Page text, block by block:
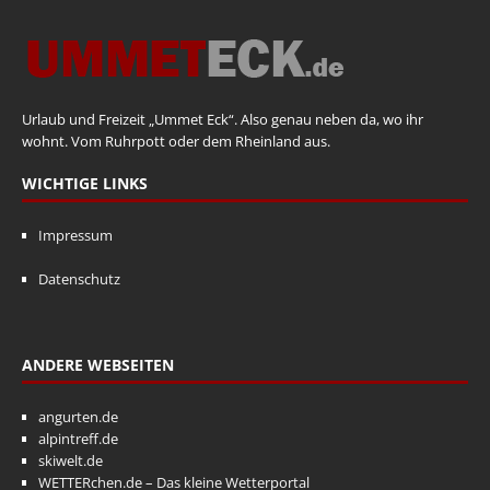
Urlaub und Freizeit „Ummet Eck“. Also genau neben da, wo ihr
wohnt. Vom Ruhrpott oder dem Rheinland aus.
WICHTIGE LINKS
Impressum
Datenschutz
ANDERE WEBSEITEN
angurten.de
alpintreff.de
skiwelt.de
WETTERchen.de – Das kleine Wetterportal